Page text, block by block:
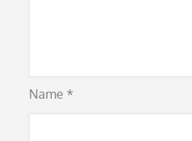
Name *